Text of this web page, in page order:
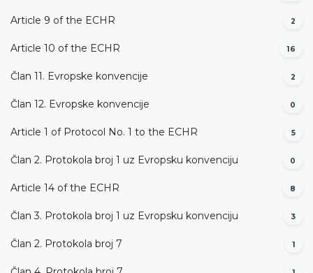
Article 9 of the ECHR 2
Article 10 of the ECHR 16
Član 11. Evropske konvencije 2
Član 12. Evropske konvencije 0
Article 1 of Protocol No. 1 to the ECHR 5
Član 2. Protokola broj 1 uz Evropsku konvenciju 0
Article 14 of the ECHR 8
Član 3. Protokola broj 1 uz Evropsku konvenciju 3
Član 2. Protokola broj 7 1